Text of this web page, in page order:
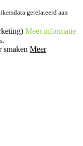
gerelateerd aan
Meer informatie
smaken Meer